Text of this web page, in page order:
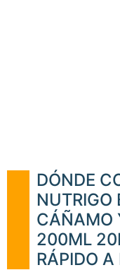
DÓNDE
NUTRIGO
CÁÑAMO
200ML
RÁPIDO A